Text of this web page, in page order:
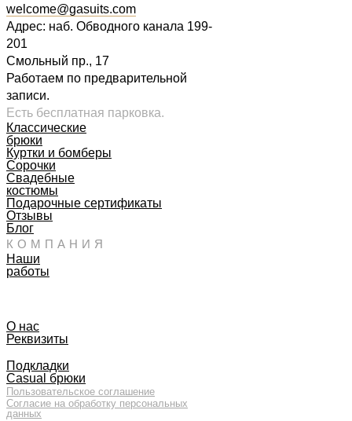
welcome@gasuits.com
Адрес: наб. Обводного канала 199-
201
Смольный пр., 17
Работаем по предварительной
записи.
Есть бесплатная парковка.
Классические
брюки
Куртки и бомберы
Сорочки
Свадебные
костюмы
Подарочные сертификаты
Отзывы
Блог
КОМПАНИЯ
Наши
работы
О нас
Реквизиты
Подкладки
Casual брюки
Пользовательское соглашение
Согласие на обработку персональных
данных